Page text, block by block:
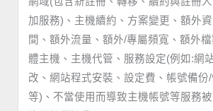
加服務)、主機續約、方案變更、額外
間、額外流量、額外/專屬頻寬、額外
體主機、主機代管、服務設定(例如:網
改、網站程式安裝、設定費、帳號備份
等)、不當使用而導致主機帳號等服務